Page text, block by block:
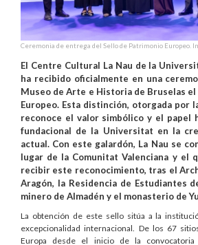
Ceremonia de entrega del Sello de Patrimonio Europeo.
El Centre Cultural La Nau de la
ha recibido oficialmente en una
Museo de Arte e Historia de Bruselas
Europeo. Esta distinción, otorgada por
reconoce el valor simbólico y el papel
fundacional de la Universitat en la
actual. Con este galardón, La Nau se
lugar de la Comunitat Valenciana y el
recibir este reconocimiento, tras el
Aragón, la Residencia de Estudiantes
minero de Almadén y el monasterio de
La obtención de este sello sitúa a la
excepcionalidad internacional. De los 67
Europa desde el inicio de la